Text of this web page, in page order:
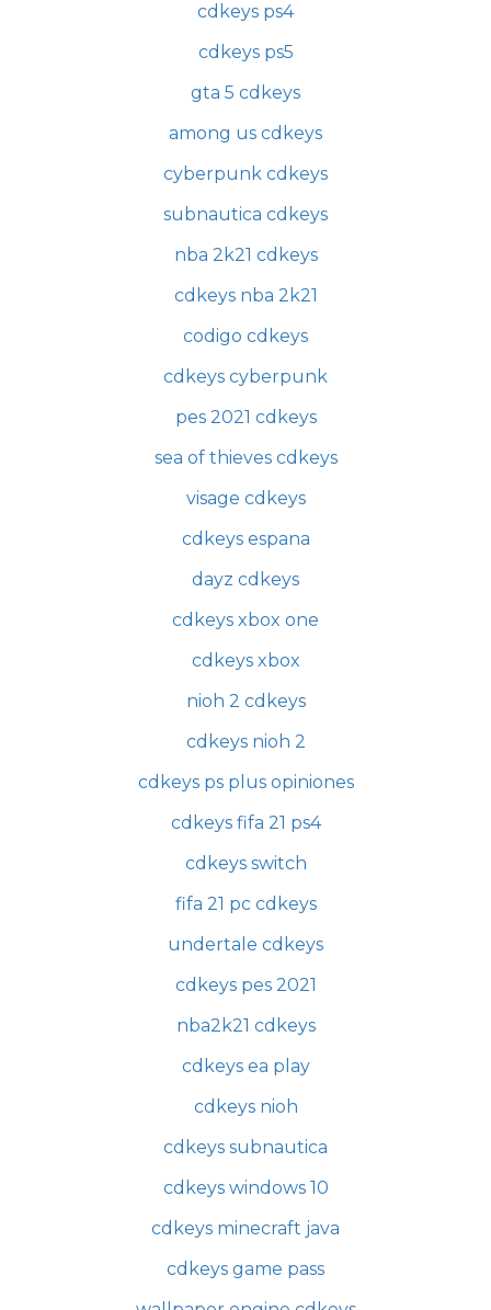
cdkeys ps4
cdkeys ps5
gta 5 cdkeys
among us cdkeys
cyberpunk cdkeys
subnautica cdkeys
nba 2k21 cdkeys
cdkeys nba 2k21
codigo cdkeys
cdkeys cyberpunk
pes 2021 cdkeys
sea of thieves cdkeys
visage cdkeys
cdkeys espana
dayz cdkeys
cdkeys xbox one
cdkeys xbox
nioh 2 cdkeys
cdkeys nioh 2
cdkeys ps plus opiniones
cdkeys fifa 21 ps4
cdkeys switch
fifa 21 pc cdkeys
undertale cdkeys
cdkeys pes 2021
nba2k21 cdkeys
cdkeys ea play
cdkeys nioh
cdkeys subnautica
cdkeys windows 10
cdkeys minecraft java
cdkeys game pass